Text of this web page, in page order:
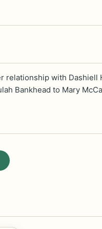
with Dashiell
Bankhead to Mary